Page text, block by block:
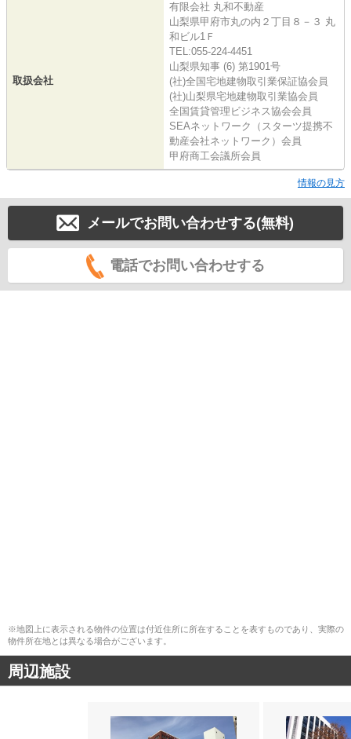
取扱会社
有限会社 丸和不動産
山梨県甲府市丸の内２丁目８－３ 丸
和ビル1Ｆ
TEL:055-224-4451
山梨県知事 (6) 第1901号
(社)全国宅地建物取引業保証協会員
(社)山梨県宅地建物取引業協会員
全国賃貸管理ビジネス協会会員
SEAネットワーク（スターツ提携不
動産会社ネットワーク）会員
甲府商工会議所会員
情報の見方
メールでお問い合わせする(無料)
電話でお問い合わせする
※地図上に表示される物件の位置は付近住所に所在することを表すものであり、実際の
物件所在地とは異なる場合がございます。
周辺施設